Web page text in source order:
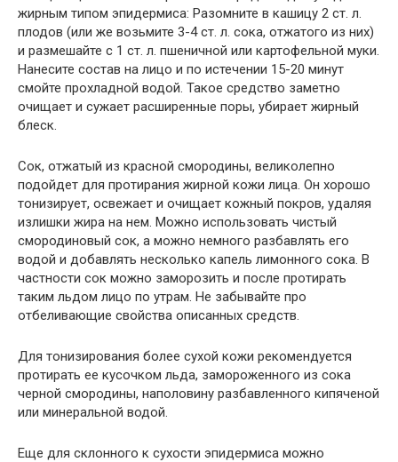
жирным типом эпидермиса: Разомните в кашицу 2 ст. л.
плодов (или же возьмите 3-4 ст. л. сока, отжатого из них)
и размешайте с 1 ст. л. пшеничной или картофельной муки.
Нанесите состав на лицо и по истечении 15-20 минут
смойте прохладной водой. Такое средство заметно
очищает и сужает расширенные поры, убирает жирный
блеск.
Сок, отжатый из красной смородины, великолепно
подойдет для протирания жирной кожи лица. Он хорошо
тонизирует, освежает и очищает кожный покров, удаляя
излишки жира на нем. Можно использовать чистый
смородиновый сок, а можно немного разбавлять его
водой и добавлять несколько капель лимонного сока. В
частности сок можно заморозить и после протирать
таким льдом лицо по утрам. Не забывайте про
отбеливающие свойства описанных средств.
Для тонизирования более сухой кожи рекомендуется
протирать ее кусочком льда, замороженного из сока
черной смородины, наполовину разбавленного кипяченой
или минеральной водой.
Еще для склонного к сухости эпидермиса можно